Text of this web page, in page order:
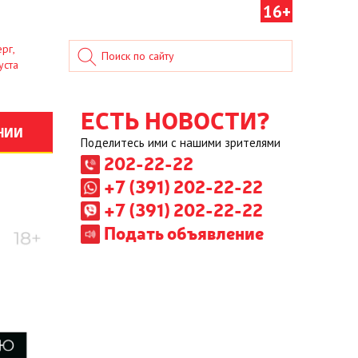
16+
ЕСТЬ НОВОСТИ?
Поделитесь ими с нашими зрителями
202-22-22
+7 (391) 202-22-22
+7 (391) 202-22-22
Подать объявление